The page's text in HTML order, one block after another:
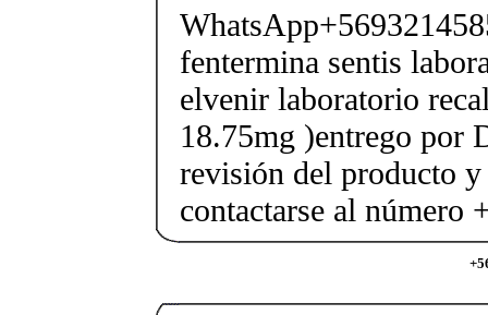
fentermina sentis
elvenir laboratorio
18.75mg )entrego por
revisión del producto
contactarse al número